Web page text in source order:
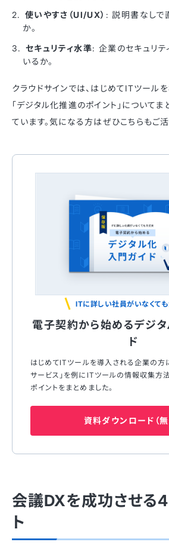
使いやすさ（UI/UX） : 説明書なしで
か。
セキュリティ水準: 企業のセキュリテ
いるか。
クラウドサインでは、はじめてITツール
「デジタル化推進のポイント」について
ています。気になる方はぜひこちらもご活
ITに詳しい社員がいなくて
電子契約から始めるデジ
ド
はじめてITツールを導入される企業の方
サービス」を例にITツールの情報収集方
ポイントをまとめました。
資料ダウンロード（無
会議DXを成功させる
ト